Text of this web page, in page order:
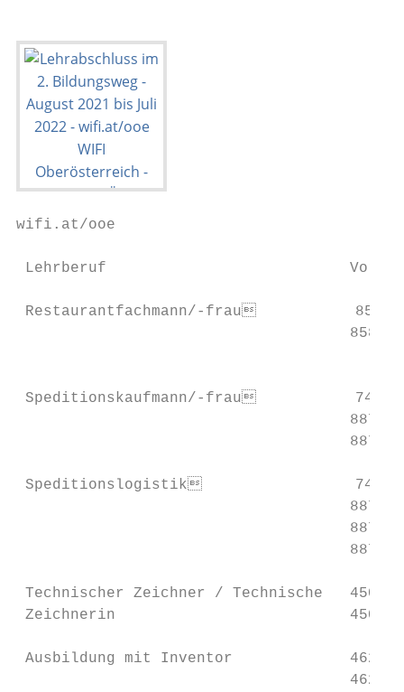
wifi.at/ooe
Lehrberuf
Restaurantfachmann/-frau
Speditionskaufmann/-frau
8873P
Speditionslogistik                 7400P
8873P
Technischer Zeichner / Technische
Zeichnerin                          4501P
Ausbildung mit Inventor             4621P
4622P